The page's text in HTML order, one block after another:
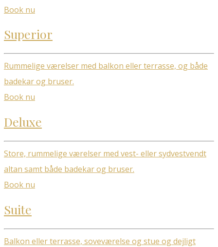
Book nu
Superior
Rummelige værelser med balkon eller terrasse, og både
badekar og bruser.
Book nu
Deluxe
Store, rummelige værelser med vest- eller sydvestvendt
altan samt både badekar og bruser.
Book nu
Suite
Balkon eller terrasse, soveværelse og stue og dejligt